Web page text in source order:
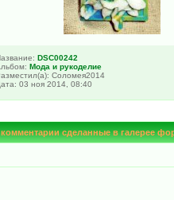
DSC00242
Мода и рукоделие
Соломея2014
03 ноя 2014, 08:40
сделанные в галерее